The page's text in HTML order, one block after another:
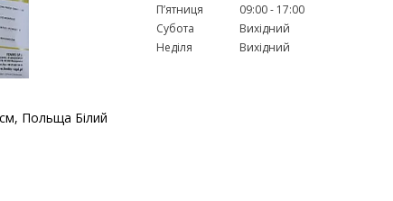
Польща Білий
Пʼятниця
09:00
17:00
Субота
Вихідний
Неділя
Вихідний